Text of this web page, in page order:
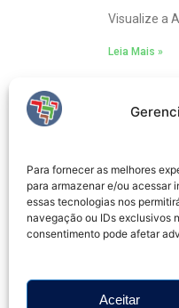
Para fornecer as melhores
para armazenar e/ou acessar
essas tecnologias nos
navegação ou IDs exclusivos
consentimento pode afetar
Aceitar
Visualize a
Leia Mais »
julho 14, 2026
Leia Mais »
CCT 2026/
SENALBA
julho 6, 2026
Trabalho…